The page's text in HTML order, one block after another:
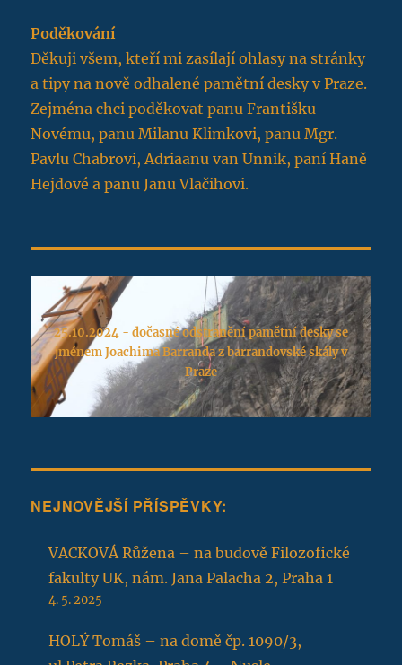
Poděkování
Děkuji všem, kteří mi zasílají ohlasy na stránky
a tipy na nově odhalené pamětní desky v Praze.
Zejména chci poděkovat panu Františku
Novému, panu Milanu Klimkovi, panu Mgr.
Pavlu Chabrovi, Adriaanu van Unnik, paní Haně
Hejdové a panu Janu Vlačihovi.
25.10.2024 - dočasné odstranění pamětní desky se
jménem Joachima Barranda z barrandovské skály v
Praze
NEJNOVĚJŠÍ PŘÍSPĚVKY:
VACKOVÁ Růžena – na budově Filozofické
fakulty UK, nám. Jana Palacha 2, Praha 1
4. 5. 2025
HOLÝ Tomáš – na domě čp. 1090/3,